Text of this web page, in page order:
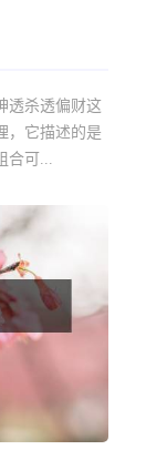
透杀透偏财这
，它描述的是
合可...